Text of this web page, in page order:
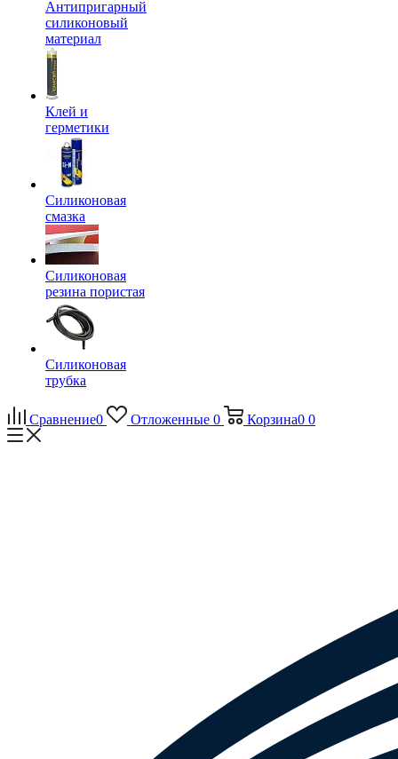
Антипригарный
силиконовый
материал
Клей и
герметики
Силиконовая
смазка
Силиконовая
резина пористая
Силиконовая
трубка
Сравнение0 Отложенные 0 Корзина0 0